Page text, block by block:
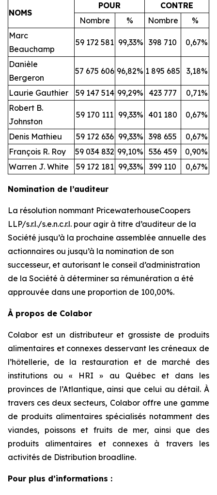
NOMS
POUR
CONTRE
Nombre
% Nombre
%
Marc
Beauchamp
59 172 581 99,33% 398 710 0,67%
Danièle
Bergeron
57 675 606 96,82% 1 895 685 3,18%
Laurie Gauthier 59 147 514 99,29% 423 777 0,71%
Robert B.
Johnston
59 170 111 99,33% 401 180 0,67%
Denis Mathieu 59 172 636 99,33% 398 655 0,67%
François R. Roy
59 034 832 99,10% 536 459 0,90%
Warren J. White
59 172 181 99,33% 399 110 0,67%
Nomination de l’auditeur
La résolution nommant PricewaterhouseCoopers
LLP/s.r.l./s.e.n.c.r.l. pour agir à titre d’auditeur de la
Société jusqu’à la prochaine assemblée annuelle des
actionnaires ou jusqu’à la nomination de son
successeur, et autorisant le conseil d’administration
de la Société à déterminer sa rémunération a été
approuvée dans une proportion de 100,00%.
À propos de Colabor
Colabor est un distributeur et grossiste de produits
alimentaires et connexes desservant les créneaux de
l’hôtellerie, de la restauration et de marché des
institutions ou « HRI » au Québec et dans les
provinces de l’Atlantique, ainsi que celui au détail. À
travers ces deux secteurs, Colabor offre une gamme
de produits alimentaires spécialisés notamment des
viandes, poissons et fruits de mer, ainsi que des
produits alimentaires et connexes à travers les
activités de Distribution broadline.
Pour plus d’informations :